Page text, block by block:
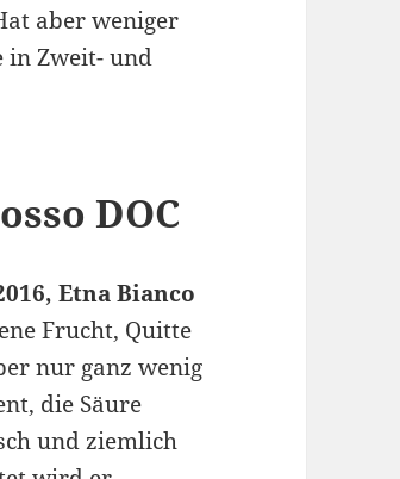
aber weniger
in Zweit- und
DOC
Etna Bianco
Frucht, Quitte
nur ganz wenig
die Säure
und ziemlich